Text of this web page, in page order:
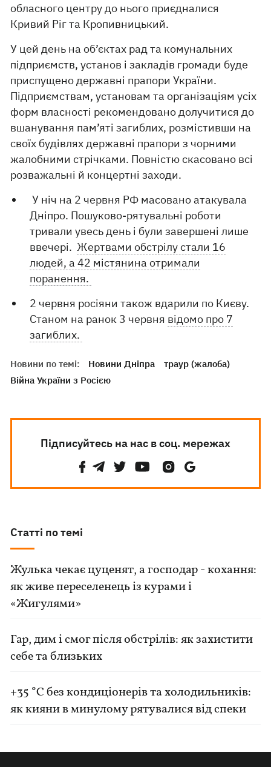
обласного центру до нього приєдналися
Кривий Ріг та Кропивницький.
У цей день на об’єктах рад та комунальних
підприємств, установ і закладів громади буде
приспущено державні прапори України.
Підприємствам, установам та організаціям усіх
форм власності рекомендовано долучитися до
вшанування пам’яті загиблих, розмістивши на
своїх будівлях державні прапори з чорними
жалобними стрічками. Повністю скасовано всі
розважальні й концертні заходи.
У ніч на 2 червня РФ масовано атакувала
Дніпро. Пошуково-рятувальні роботи
тривали увесь день і були завершені лише
ввечері.Жертвами обстрілу стали 16
людей, а 42 містянина отримали
поранення.
2 червня росіяни також вдарили по Києву.
Станом на ранок 3 червня відомо про 7
загиблих.
Новини по темі: Новини Дніпра
траур (жалоба)
Війна України з Росією
Підписуйтесь на нас в соц. мережах
Статті по темі
Жулька чекає цуценят, а господар - кохання:
як живе переселенець із курами і
«Жигулями»
Гар, дим і смог після обстрілів: як захистити
себе та близьких
+35 °C без кондиціонерів та холодильників:
як кияни в минулому рятувалися від спеки